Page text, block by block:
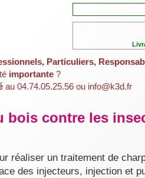
Particuliers,
importante?
au 04.74.05.25.56 ou info@k3d.fr
bois contre les
réaliser un traitement de
des injecteurs, injection et